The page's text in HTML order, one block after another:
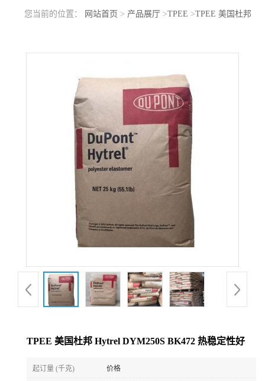
您当前的位置： 网站首页 > 产品展厅>TPEE >TPEE 美国杜邦
TPEE 美国杜邦 Hytrel DYM250S BK472 热稳定性好
起订量 (千克) 价格